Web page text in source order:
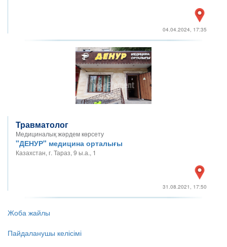
04.04.2024, 17:35
Травматолог
Медициналық жәрдем көрсету
"ДЕНУР" медицина орталығы
Казахстан, г. Тараз, 9 ы.а., 1
31.08.2021, 17:50
Жоба жайлы
Пайдаланушы келісімі